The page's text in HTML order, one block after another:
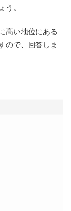
う。
高い地位にある
ので、回答しま